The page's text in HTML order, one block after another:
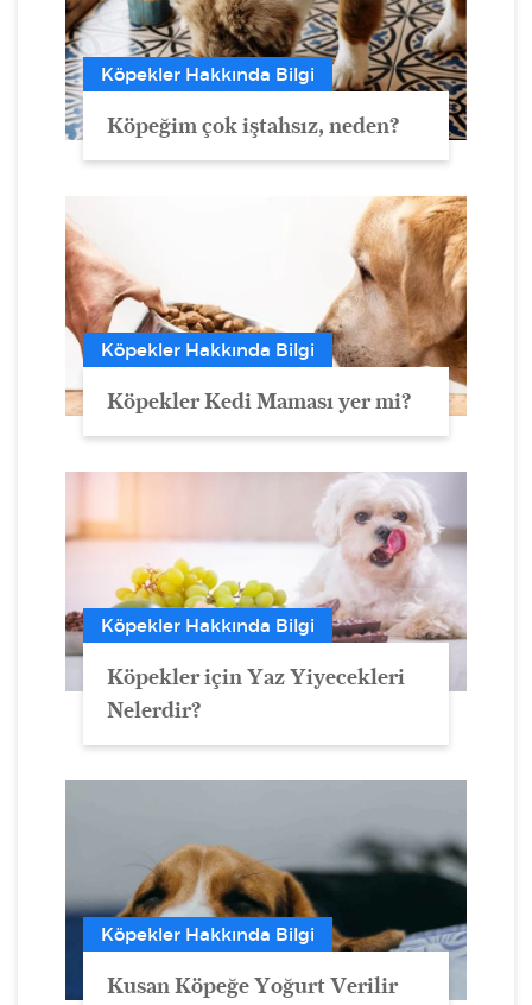
Köpekler Hakkında Bilgi
Köpeğim çok iştahsız, neden?
Köpekler Hakkında Bilgi
Köpekler Kedi Maması yer mi?
Köpekler Hakkında Bilgi
Köpekler için Yaz Yiyecekleri
Nelerdir?
Köpekler Hakkında Bilgi
Kusan Köpeğe Yoğurt Verilir